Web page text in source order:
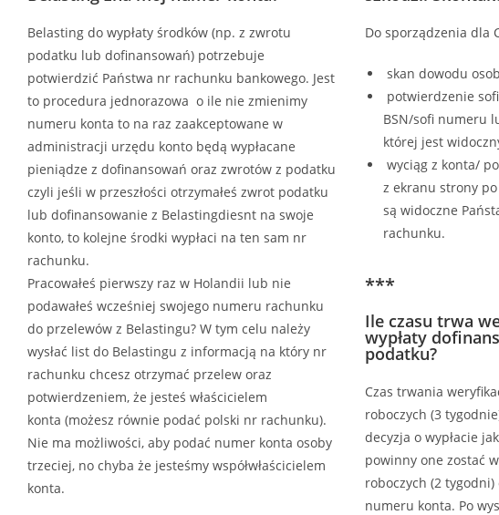
Belasting do wypłaty środków (np. z zwrotu
podatku lub dofinansowań) potrzebuje
potwierdzić Państwa nr rachunku bankowego. Jest
to procedura jednorazowa o ile nie zmienimy
numeru konta to na raz zaakceptowane w
administracji urzędu konto będą wypłacane
pieniądze z dofinansowań oraz zwrotów z podatku
czyli jeśli w przeszłości otrzymałeś zwrot podatku
lub dofinansowanie z Belastingdiesnt na swoje
konto, to kolejne środki wypłaci na ten sam nr
rachunku.
Pracowałeś pierwszy raz w Holandii lub nie
podawałeś wcześniej swojego numeru rachunku
do przelewów z Belastingu? W tym celu należy
wysłać list do Belastingu z informacją na który nr
rachunku chcesz otrzymać przelew oraz
potwierdzeniem, że jesteś właścicielem
konta (możesz równie podać polski nr rachunku).
Nie ma możliwości, aby podać numer konta osoby
trzeciej, no chyba że jesteśmy współwłaścicielem
konta.
Do sporządzenia dla
skan dowodu
potwierdzenie
BSN/sofi numeru
której jest
wyciąg z konta/
z ekranu strony
są widoczne
rachunku.
***
Ile czasu trwa
wypłaty
podatku?
Czas trwania
roboczych (3
decyzja o wypłacie
powinny one zostać
roboczych (2
numeru konta. Po